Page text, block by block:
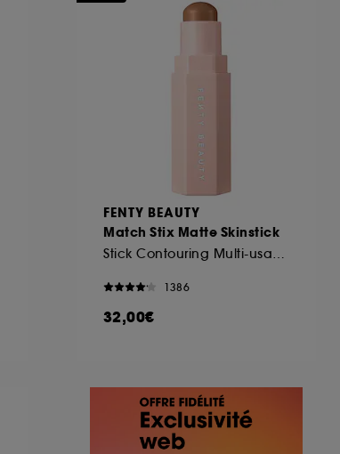
FENTY BEAUTY
Match Stix Matte Skinstick
1386
32,00€